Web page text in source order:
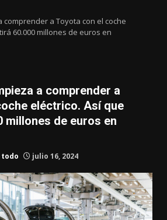
comprender a Toyota con el coche
60.000 millones de euros en
a comprender a
eléctrico. Así que
millones de euros en
todo julio 16, 2024